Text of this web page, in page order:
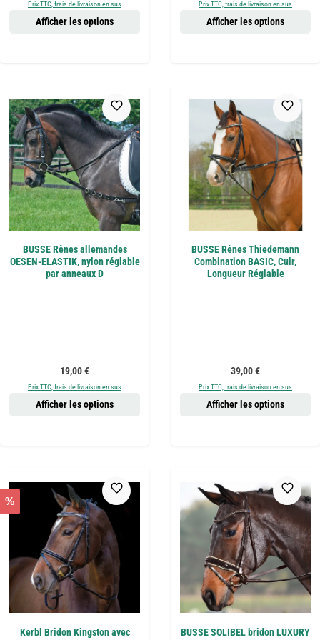
Prix TTC, frais de livraison en sus
Afficher les options
Prix TTC, frais de livraison en sus
Afficher les options
BUSSE Rênes allemandes
OESEN-ELASTIK, nylon réglable
par anneaux D
Prix régulier :
19,00 €
Prix TTC, frais de livraison en sus
Afficher les options
BUSSE Rênes Thiedemann
Combination BASIC, Cuir,
Longueur Réglable
Prix régulier :
39,00 €
Prix TTC, frais de livraison en sus
Afficher les options
%
Kerbl Bridon Kingston avec
BUSSE SOLIBEL bridon LUXURY